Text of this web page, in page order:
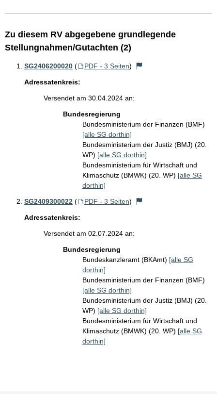
Zu diesem RV abgegebene grundlegende
Stellungnahmen/Gutachten (2)
SG2406200020 ( PDF - 3 Seiten)
Adressatenkreis:
Versendet am 30.04.2024 an:
Bundesregierung
Bundesministerium der Finanzen (BMF)
[alle SG dorthin]
Bundesministerium der Justiz (BMJ) (20.
WP) [alle SG dorthin]
Bundesministerium für Wirtschaft und
Klimaschutz (BMWK) (20. WP) [alle SG
dorthin]
SG2409300022 ( PDF - 3 Seiten)
Adressatenkreis:
Versendet am 02.07.2024 an:
Bundesregierung
Bundeskanzleramt (BKAmt) [alle SG
dorthin]
Bundesministerium der Finanzen (BMF)
[alle SG dorthin]
Bundesministerium der Justiz (BMJ) (20.
WP) [alle SG dorthin]
Bundesministerium für Wirtschaft und
Klimaschutz (BMWK) (20. WP) [alle SG
dorthin]